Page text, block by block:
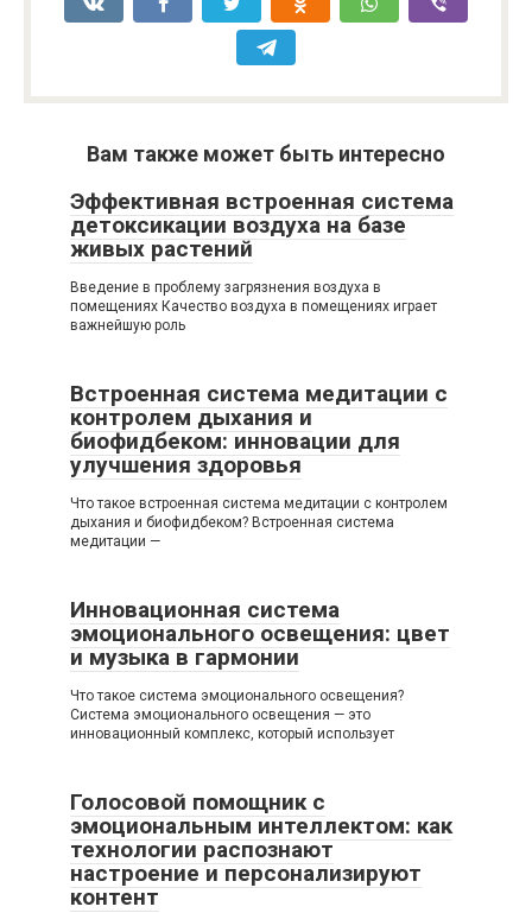
Вам также может быть интересно
Эффективная встроенная система
детоксикации воздуха на базе
живых растений
Введение в проблему загрязнения воздуха в
помещениях Качество воздуха в помещениях играет
важнейшую роль
Встроенная система медитации с
контролем дыхания и
биофидбеком: инновации для
улучшения здоровья
Что такое встроенная система медитации с контролем
дыхания и биофидбеком? Встроенная система
медитации —
Инновационная система
эмоционального освещения: цвет
и музыка в гармонии
Что такое система эмоционального освещения?
Система эмоционального освещения — это
инновационный комплекс, который использует
Голосовой помощник с
эмоциональным интеллектом: как
технологии распознают
настроение и персонализируют
контент